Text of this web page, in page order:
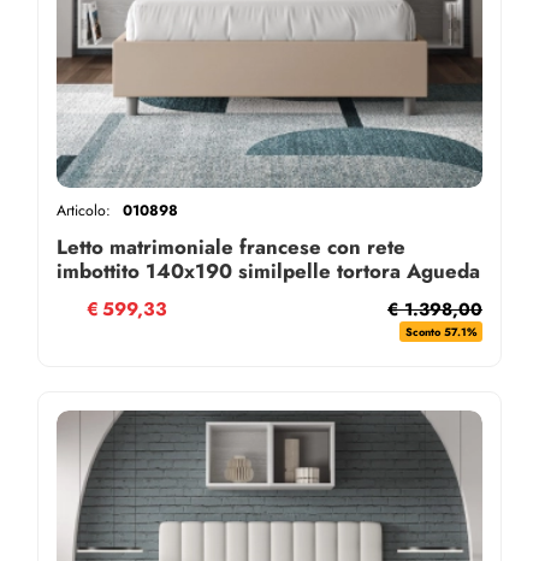
Letto matrimoniale francese con rete
imbottito 140x190 similpelle tortora Agueda
Articolo: 010898
€ 1.398,00
Sconto 57.1%
€599,33